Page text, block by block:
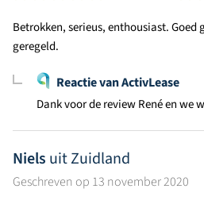
Betrokken, serieus, enthousiast. Goed
geregeld.
Reactie van ActivLease
Dank voor de review René en we
Niels uit Zuidland
Geschreven op 13 november 2020